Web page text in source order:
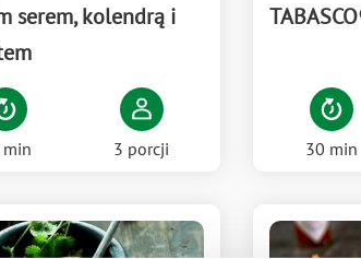
serem, kolendrą i
3 porcji 30 min